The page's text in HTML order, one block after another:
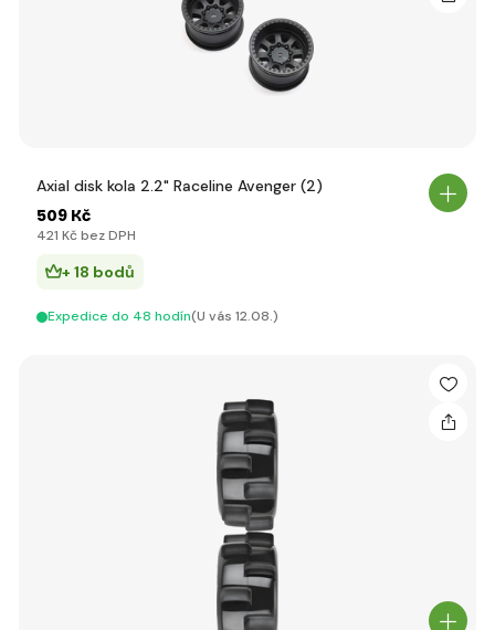
Axial disk kola 2.2" Raceline Avenger (2)
509 Kč
421 Kč bez DPH
+ 18 bodů
Expedice do 48 hodín(U vás 12.08.)